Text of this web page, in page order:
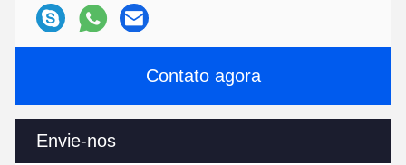
Contato agora
Envie-nos